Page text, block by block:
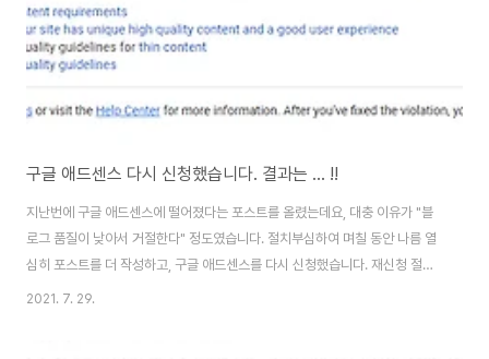
구글 애드센스 다시 신청했습니다. 결과는 ... !!
지난번에 구글 애드센스에 떨어졌다는 포스트를 올렸는데요, 대충 이유가 "블
로그 품질이 낮아서 거절한다" 정도였습니다. 절치부심하여 며칠 동안 나름 열
심히 포스트를 더 작성하고, 구글 애드센스를 다시 신청했습니다. 재신청 절차
0. 우선 구글에서 "구글 애드센스"를 검색하여 로그인 해줍니다. 1. 그러면 거
2021. 7. 29.